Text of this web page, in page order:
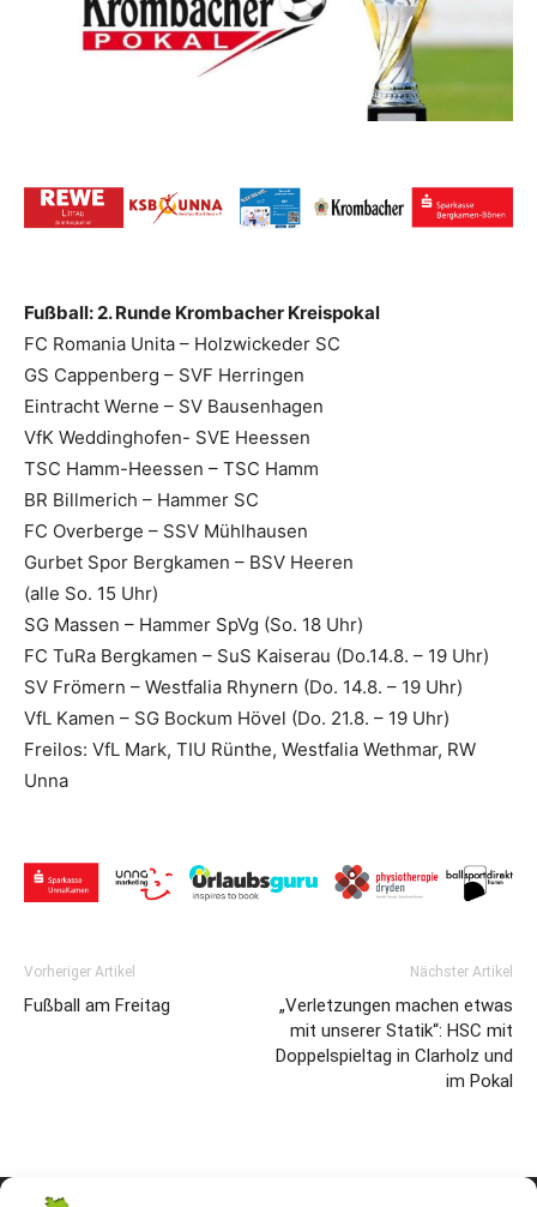
Fußball: 2. Runde Krombacher Kreispokal
FC Romania Unita – Holzwickeder SC
GS Cappenberg – SVF Herringen
Eintracht Werne – SV Bausenhagen
VfK Weddinghofen- SVE Heessen
TSC Hamm-Heessen – TSC Hamm
BR Billmerich – Hammer SC
FC Overberge – SSV Mühlhausen
Gurbet Spor Bergkamen – BSV Heeren
(alle So. 15 Uhr)
SG Massen – Hammer SpVg (So. 18 Uhr)
FC TuRa Bergkamen – SuS Kaiserau (Do.14.8. – 19 Uhr)
SV Frömern – Westfalia Rhynern (Do. 14.8. – 19 Uhr)
VfL Kamen – SG Bockum Hövel (Do. 21.8. – 19 Uhr)
Freilos: VfL Mark, TIU Rünthe, Westfalia Wethmar, RW
Unna
Vorheriger Artikel
Fußball am Freitag
Nächster Artikel
„Verletzungen machen etwas
mit unserer Statik“: HSC mit
Doppelspieltag in Clarholz und
im Pokal